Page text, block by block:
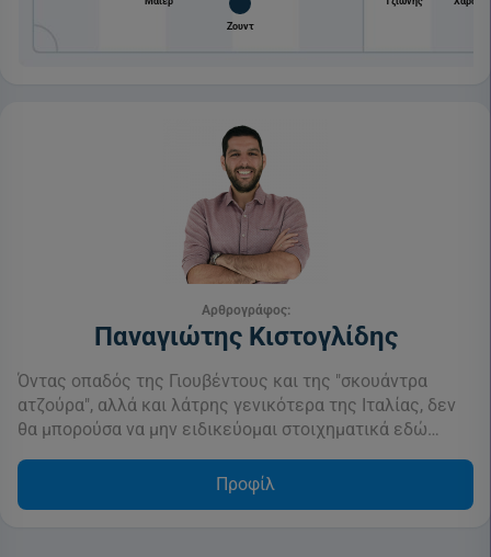
Ζουντ
Αρθρογράφος:
Παναγιώτης Κιστογλίδης
Όντας οπαδός της Γιουβέντους και της "σκουάντρα
ατζούρα", αλλά και λάτρης γενικότερα της Ιταλίας, δεν
θα μπορούσα να μην ειδικεύομαι στοιχηματικά εδώ…
Προφίλ